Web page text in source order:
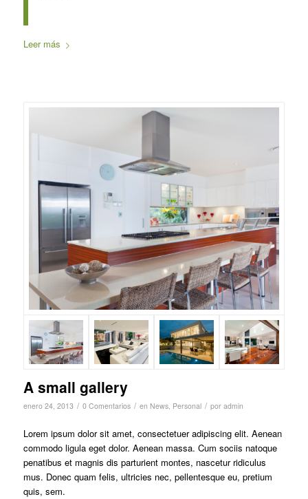
Leer más
A small gallery
enero 24, 2013 / 0 Comentarios / en News, Personal / por admin
Lorem ipsum dolor sit amet, consectetuer adipiscing elit. Aenean
commodo ligula eget dolor. Aenean massa. Cum sociis natoque
penatibus et magnis dis parturient montes, nascetur ridiculus
mus. Donec quam felis, ultricies nec, pellentesque eu, pretium
quis, sem.